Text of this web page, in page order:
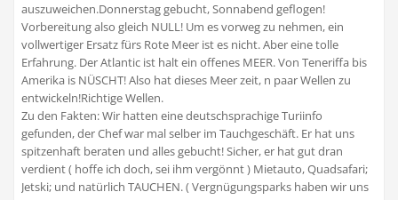
auszuweichen.Donnerstag gebucht, Sonnabend geflogen!
Vorbereitung also gleich NULL! Um es vorweg zu nehmen, ein
vollwertiger Ersatz fürs Rote Meer ist es nicht. Aber eine tolle
Erfahrung. Der Atlantic ist halt ein offenes MEER. Von Teneriffa bis
Amerika is NÜSCHT! Also hat dieses Meer zeit, n paar Wellen zu
entwickeln!Richtige Wellen.
Zu den Fakten: Wir hatten eine deutschsprachige Turiinfo
gefunden, der Chef war mal selber im Tauchgeschäft. Er hat uns
spitzenhaft beraten und alles gebucht! Sicher, er hat gut dran
verdient ( hoffe ich doch, sei ihm vergönnt ) Mietauto, Quadsafari;
Jetski; und natürlich TAUCHEN. ( Vergnügungsparks haben wir uns